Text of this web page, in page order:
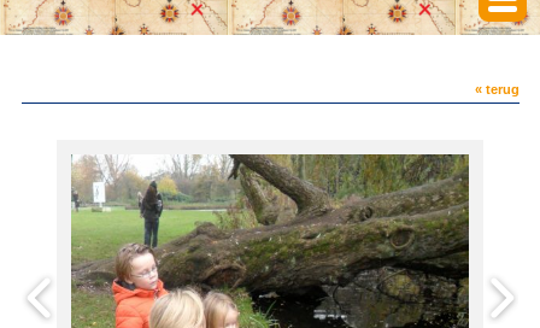
« terug